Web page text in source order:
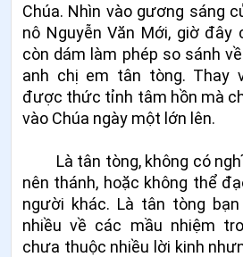
Chúa. Nhìn vào gương sáng
nô Nguyễn Văn Mới, giờ đây
còn dám làm phép so sánh
anh chị em tân tòng. Thay
được thức tỉnh tâm hồn mà
vào Chúa ngày một lớn lên.
Là tân tòng, không có
nên thánh, hoặc không thể
người khác. Là tân tòng
nhiều về các mầu nhiệm
chưa thuộc nhiều lời kinh